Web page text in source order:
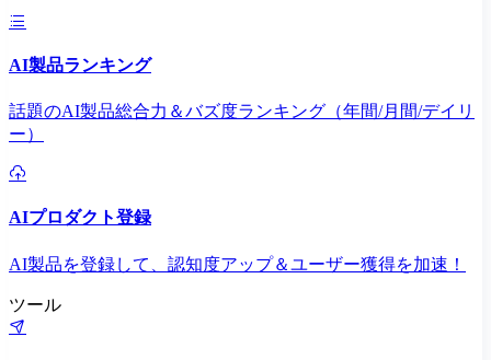
AI製品ランキング
話題のAI製品総合力＆バズ度ランキング（年間/月間/デイリ
ー）
AIプロダクト登録
AI製品を登録して、認知度アップ＆ユーザー獲得を加速！
ツール